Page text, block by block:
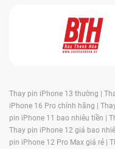
Thay pin iPhone 13 thường |
iPhone 16 Pro chính hãng |
pin iPhone 11 bao nhiêu tiền |
Thay pin iPhone 12 giá bao
pin iPhone 12 Pro Max giá rẻ |